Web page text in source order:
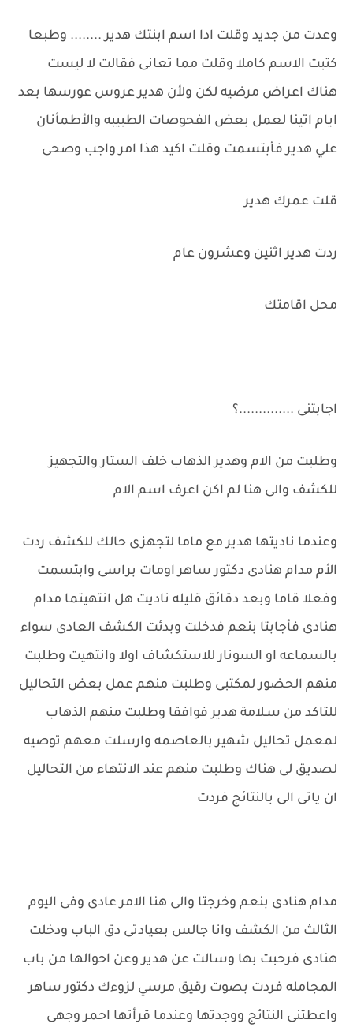
وعدت من جديد وقلت ادا اسم ابنتك هدير ........ وطبعا
كتبت الاسم كاملا وقلت مما تعانى فقالت لا ليست
هناك اعراض مرضيه لكن ولأن هدير عروس عورسها بعد
ايام اتينا لعمل بعض الفحوصات الطبيبه والأطمأنان
علي هدير فأبتسمت وقلت اكيد هذا امر واجب وصحى
قلت عمرك هدير
ردت هدير اثنين وعشرون عام
محل اقامتك
اجابتنى ..............؟
وطلبت من الام وهدير الذهاب خلف الستار والتجهيز
للكشف والى هنا لم اكن اعرف اسم الام
وعندما ناديتها هدير مع ماما لتجهزى حالك للكشف ردت
الأم مدام هنادى دكتور ساهر اومات براسى وابتسمت
وفعلا قاما وبعد دقائق قليله ناديت هل انتهيتما مدام
هنادى فأجابتا بنعم فدخلت وبدئت الكشف العادى سواء
بالسماعه او السونار للاستكشاف اولا وانتهيت وطلبت
منهم الحضور لمكتبى وطلبت منهم عمل بعض التحاليل
للتاكد من سـلامة هدير فوافقا وطلبت منهم الذهاب
لمعمل تحاليل شهير بالعاصمه وارسلت معهم توصيه
لصديق لى هناك وطلبت منهم عند الانتهاء من التحاليل
ان ياتى الى بالنتائج فردت
مدام هنادى بنعم وخرجتا والى هنا الامر عادى وفى اليوم
الثالث من الكشف وانا جالس بعيادتى دق الباب ودخلت
هنادى فرحبت بها وسالت عن هدير وعن احوالها من باب
المجامله فردت بصوت رقيق مرسي لزوءك دكتور ساهر
واعطتنى النتائج ووجدتها وعندما قرأتها احمر وجهى